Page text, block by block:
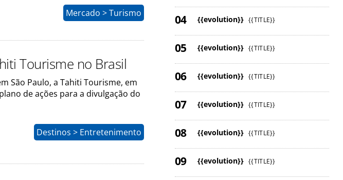
Mercado > Turismo
Tourisme no Brasil
São Paulo, a Tahiti Tourisme, em
de ações para a divulgação do
Destinos > Entretenimento
{{evolution}} {{TITLE}}
{{evolution}} {{TITLE}}
{{evolution}} {{TITLE}}
{{evolution}} {{TITLE}}
{{evolution}} {{TITLE}}
{{evolution}} {{TITLE}}